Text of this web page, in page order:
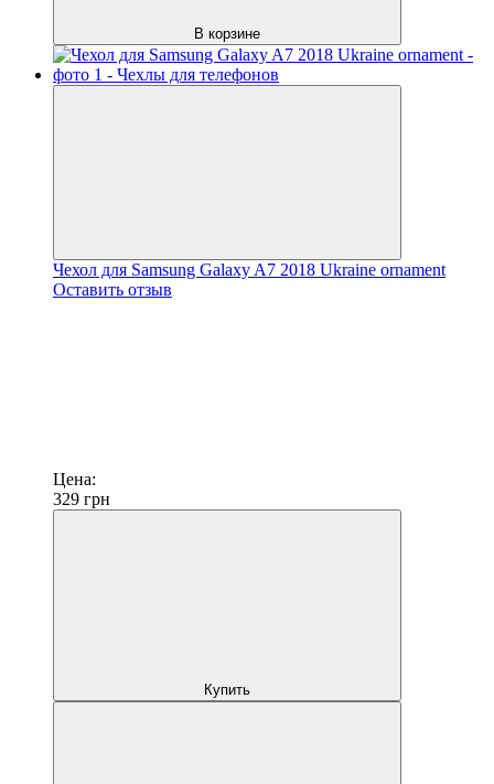
В корзине
Чехол для Samsung Galaxy A7 2018 Ukraine ornament
Оставить отзыв
Цена:
329 грн
Купить